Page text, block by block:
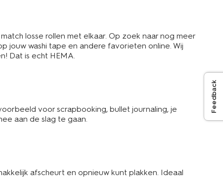
Feedback
losse rollen met elkaar. Op zoek naar nog meer
jouw washi tape en andere favorieten online. Wij
Dat is echt HEMA.
voor scrapbooking, bullet journaling, je
aan de slag te gaan.
afscheurt en opnieuw kunt plakken. Ideaal